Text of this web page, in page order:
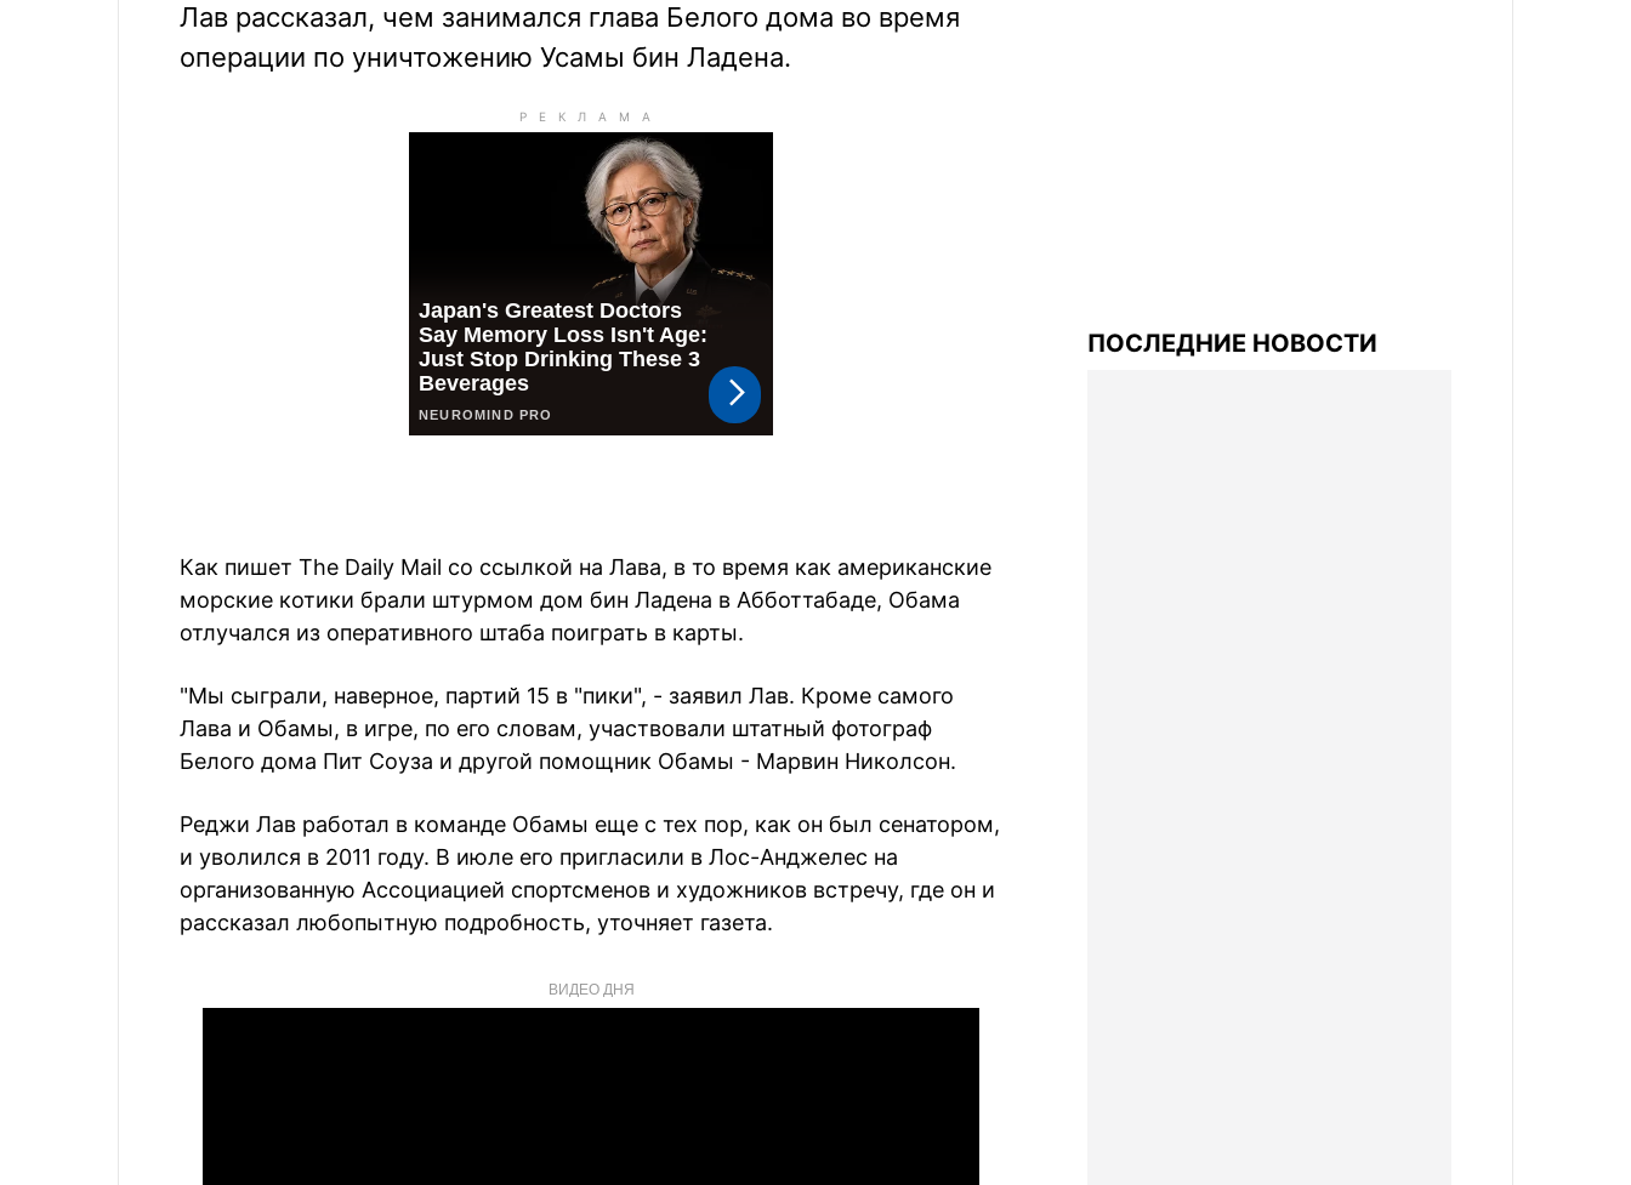
Лав рассказал, чем занимался глава Белого дома во время
операции по уничтожению Усамы бин Ладена.
Как пишет The Daily Mail со ссылкой на Лава, в то время как американские
морские котики брали штурмом дом бин Ладена в Абботтабаде, Обама
отлучался из оперативного штаба поиграть в карты.
"Мы сыграли, наверное, партий 15 в "пики", - заявил Лав. Кроме самого
Лава и Обамы, в игре, по его словам, участвовали штатный фотограф
Белого дома Пит Соуза и другой помощник Обамы - Марвин Николсон.
Реджи Лав работал в команде Обамы еще с тех пор, как он был сенатором,
и уволился в 2011 году. В июле его пригласили в Лос-Анджелес на
организованную Ассоциацией спортсменов и художников встречу, где он и
рассказал любопытную подробность, уточняет газета.
ВИДЕО ДНЯ
ПОСЛЕДНИЕ НОВОСТИ